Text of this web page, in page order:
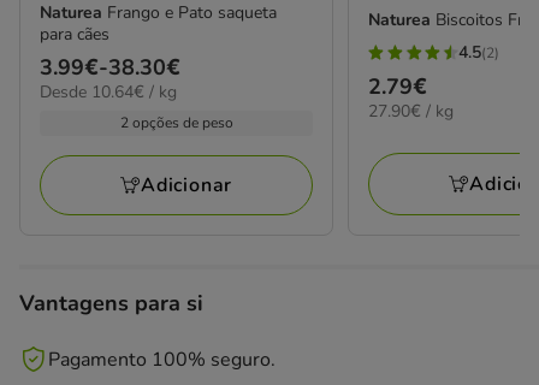
Naturea Frango e Pato saqueta
para cães
Preço
de
38.30€
3.99€-38.30€
10.64€
Desde 10.64€ / kg
2 opções de peso
Adicionar
Naturea Biscoitos
4.5
estrelas
com
avaliações
4.5(2)
Preço
2.79€
2.79€
27.90€
KG
27.90€ / kg
Vantagens para si
Pagamento 100% seguro.